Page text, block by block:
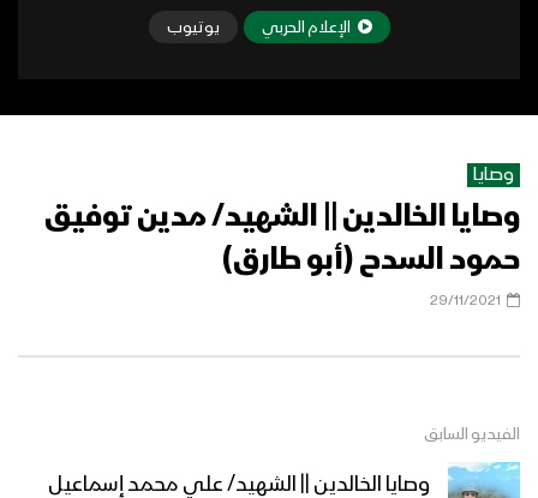
الإعلام الحربي يوتيوب
وصايا
وصايا الخالدين || الشهيد/ مدين توفيق
حمود السدح (أبو طارق)
29/11/2021
الفيديو السابق
وصايا الخالدين || الشهيد/ علي محمد إسماعيل